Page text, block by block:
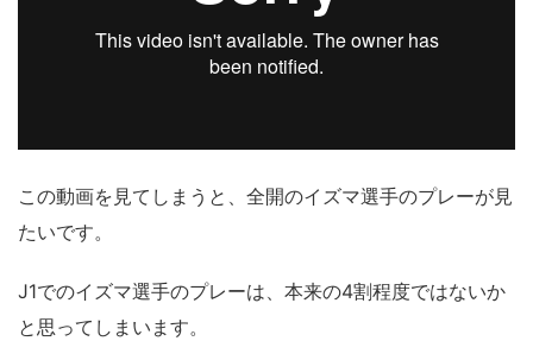
この動画を見てしまうと、全開のイズマ選手のプレーが見
たいです。
J1でのイズマ選手のプレーは、本来の4割程度ではないか
と思ってしまいます。